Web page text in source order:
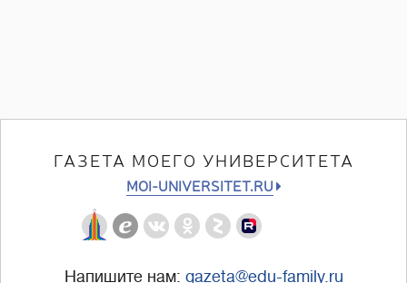
ГАЗЕТА МОЕГО УНИВЕРСИТЕТА
MOI-UNIVERSITET.RU
Напишите нам: gazeta@edu-family.ru